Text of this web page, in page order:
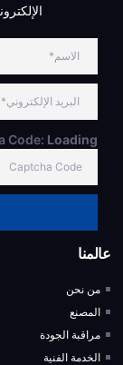
Code: Loading...
عالمنا
من نحن
المصنع
مراقبة الجودة
الخدمة الفنية